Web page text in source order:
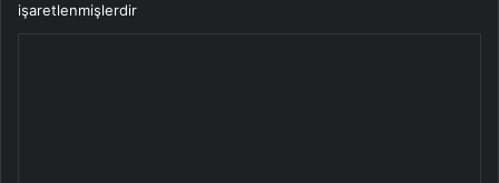
işaretlenmişlerdir